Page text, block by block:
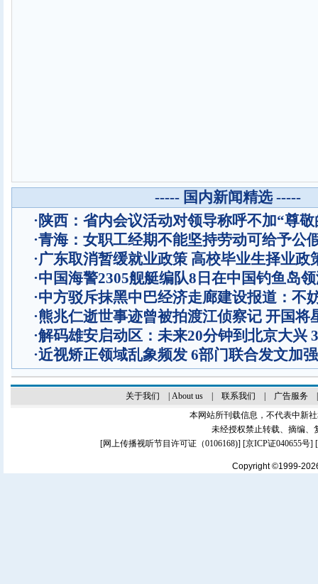
----- 国内新闻精选 -----
·陕西：省内会议活动对领导称呼不加“尊敬
·青海：女职工经期不能坚持劳动可给予公
·广东取消暂缓就业政策 高校毕业生择业政
·中国海警2305舰艇编队8日在中国钓鱼岛
·中方驳斥抹黑中巴经济走廊建设报道：不
·熊兆仁逝世事迹曾被拍渡江侦察记 开国将
·解码雄安启动区：未来20分钟到北京大兴
·近视矫正领域乱象频发 6部门联合发文加
关于我们 About us| 联系我们 广告服务
本网站所刊载信息，不代表中新
未经授权禁止转载、摘编、
[网上传播视听节目许可证（0106168)] [京ICP证040655号]
Copyright ©1999-